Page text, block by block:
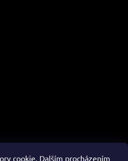
cookie. Dalším procházením